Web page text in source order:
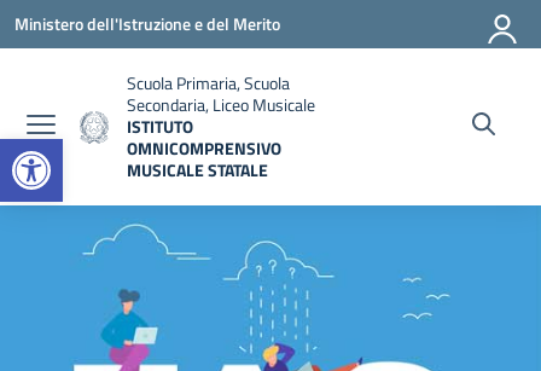
Open toolbar
Vai ai contenuti
Vai al menu di navigazione
Vai al footer
Ministero dell'Istruzione e del Merito
Scuola Primaria, Scuola
Secondaria, Liceo Musicale
ISTITUTO
OMNICOMPRENSIVO
MUSICALE STATALE